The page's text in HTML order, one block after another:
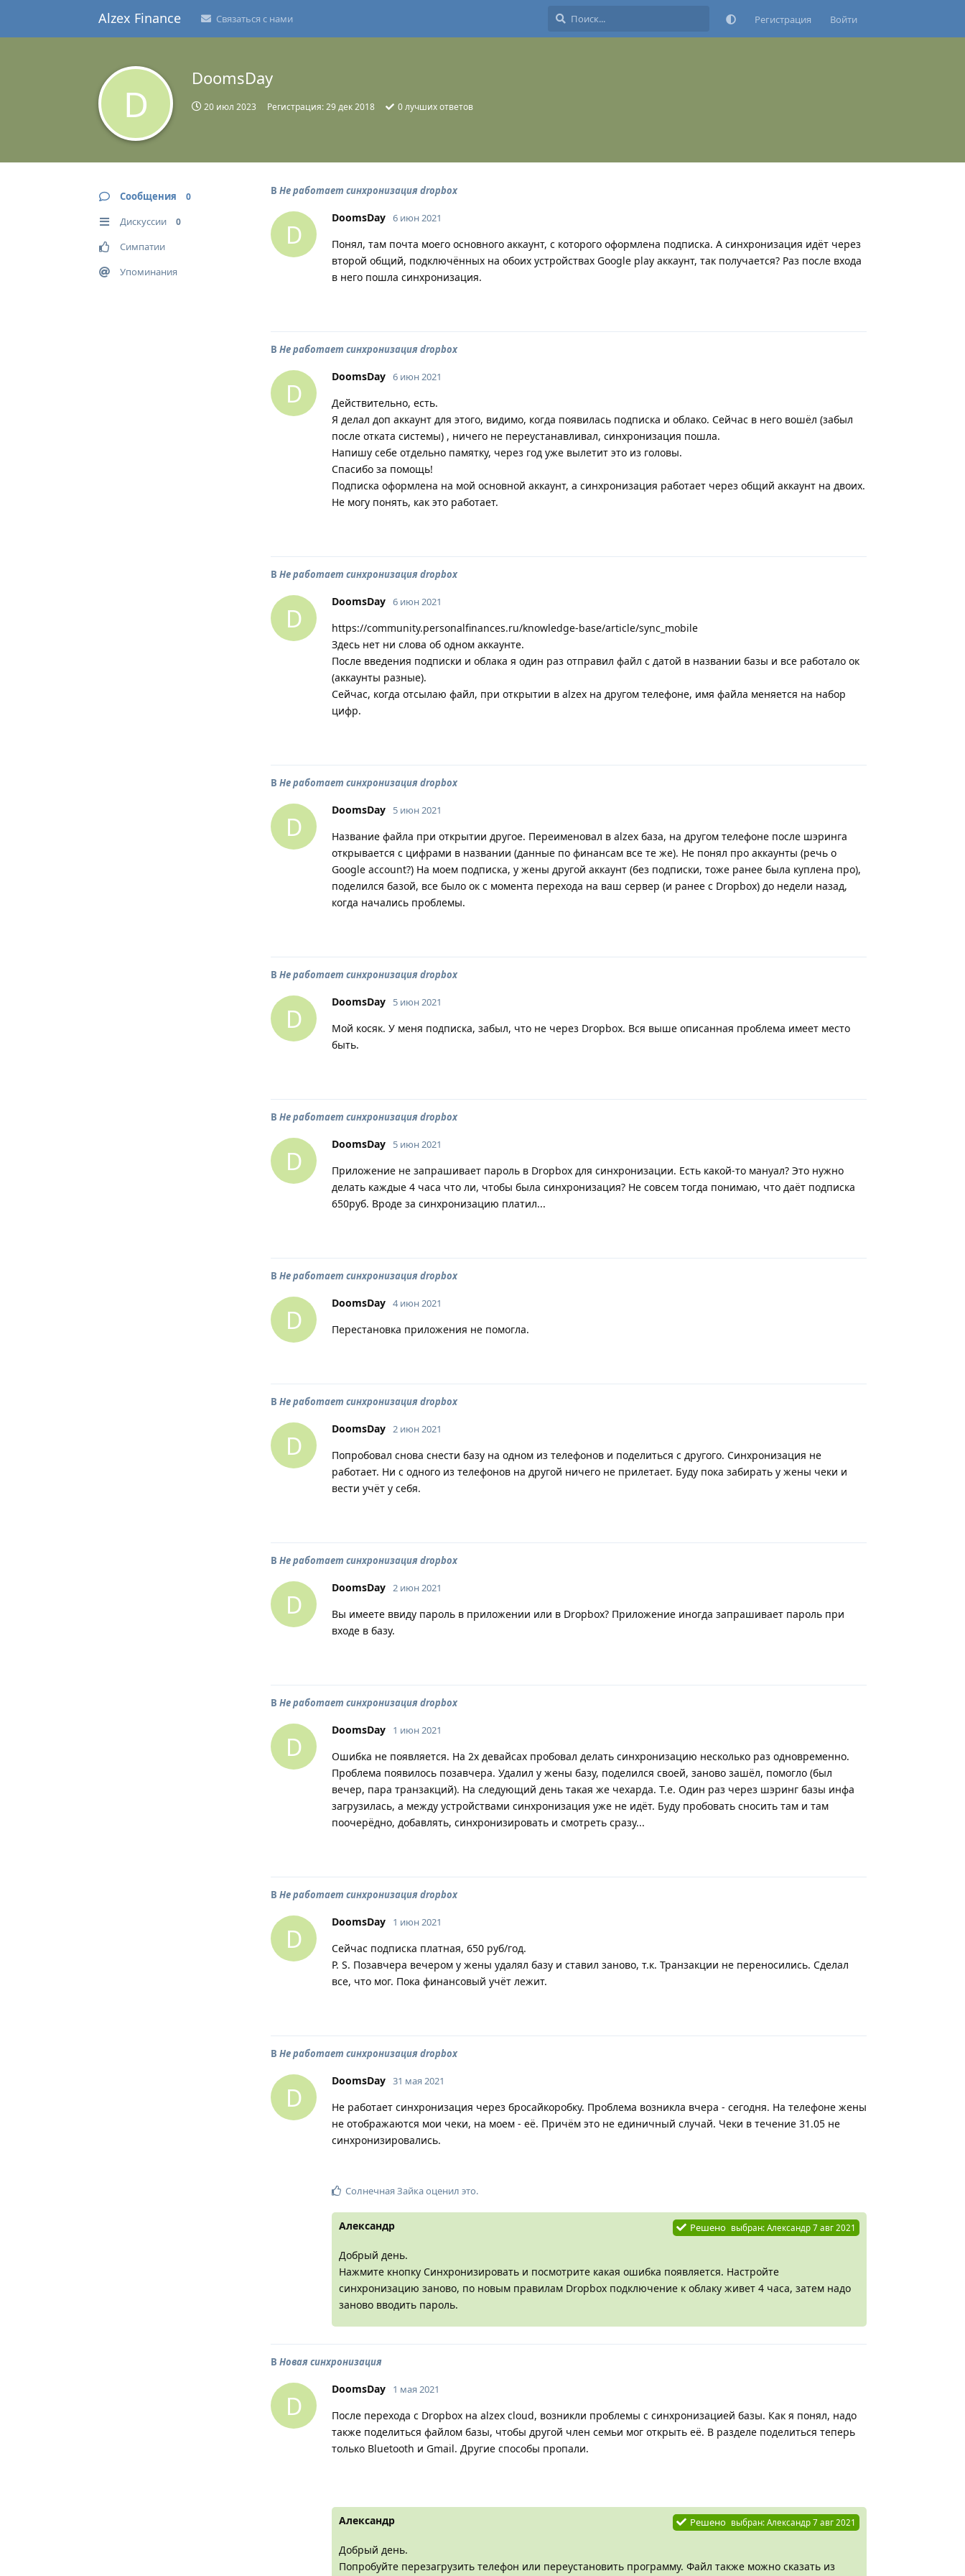
Alzex Finance Связаться с нами Регистрация Войти
D
DoomsDay
20 июл 2023 Регистрация:29 дек 2018 0лучших ответов
Сообщения 0
Дискуссии 0
Симпатии
Упоминания
В Не работает синхронизация dropbox
D
DoomsDay 6 июн 2021
Понял, там почта моего основного аккаунт, с которого оформлена подписка. А синхронизация идёт через
второй общий, подключённых на обоих устройствах Google play аккаунт, так получается? Раз после входа
в него пошла синхронизация.
В Не работает синхронизация dropbox
D
DoomsDay 6 июн 2021
Действительно, есть.
Я делал доп аккаунт для этого, видимо, когда появилась подписка и облако. Сейчас в него вошёл (забыл
после отката системы) , ничего не переустанавливал, синхронизация пошла.
Напишу себе отдельно памятку, через год уже вылетит это из головы.
Спасибо за помощь!
Подписка оформлена на мой основной аккаунт, а синхронизация работает через общий аккаунт на двоих.
Не могу понять, как это работает.
В Не работает синхронизация dropbox
D
DoomsDay 6 июн 2021
https://community.personalfinances.ru/knowledge-base/article/sync_mobile
Здесь нет ни слова об одном аккаунте.
После введения подписки и облака я один раз отправил файл с датой в названии базы и все работало ок
(аккаунты разные).
Сейчас, когда отсылаю файл, при открытии в alzex на другом телефоне, имя файла меняется на набор
цифр.
В Не работает синхронизация dropbox
D
DoomsDay 5 июн 2021
Название файла при открытии другое. Переименовал в alzex база, на другом телефоне после шэринга
открывается с цифрами в названии (данные по финансам все те же). Не понял про аккаунты (речь о
Google account?) На моем подписка, у жены другой аккаунт (без подписки, тоже ранее была куплена про),
поделился базой, все было ок с момента перехода на ваш сервер (и ранее с Dropbox) до недели назад,
когда начались проблемы.
В Не работает синхронизация dropbox
D
DoomsDay 5 июн 2021
Мой косяк. У меня подписка, забыл, что не через Dropbox. Вся выше описанная проблема имеет место
быть.
В Не работает синхронизация dropbox
D
DoomsDay 5 июн 2021
Приложение не запрашивает пароль в Dropbox для синхронизации. Есть какой-то мануал? Это нужно
делать каждые 4 часа что ли, чтобы была синхронизация? Не совсем тогда понимаю, что даёт подписка
650руб. Вроде за синхронизацию платил...
В Не работает синхронизация dropbox
D
DoomsDay 4 июн 2021
Перестановка приложения не помогла.
В Не работает синхронизация dropbox
D
DoomsDay 2 июн 2021
Попробовал снова снести базу на одном из телефонов и поделиться с другого. Синхронизация не
работает. Ни с одного из телефонов на другой ничего не прилетает. Буду пока забирать у жены чеки и
вести учёт у себя.
В Не работает синхронизация dropbox
D
DoomsDay 2 июн 2021
Вы имеете ввиду пароль в приложении или в Dropbox? Приложение иногда запрашивает пароль при
входе в базу.
В Не работает синхронизация dropbox
D
DoomsDay 1 июн 2021
Ошибка не появляется. На 2х девайсах пробовал делать синхронизацию несколько раз одновременно.
Проблема появилось позавчера. Удалил у жены базу, поделился своей, заново зашёл, помогло (был
вечер, пара транзакций). На следующий день такая же чехарда. Т.е. Один раз через шэринг базы инфа
загрузилась, а между устройствами синхронизация уже не идёт. Буду пробовать сносить там и там
поочерёдно, добавлять, синхронизировать и смотреть сразу...
В Не работает синхронизация dropbox
D
DoomsDay 1 июн 2021
Сейчас подписка платная, 650 руб/год.
P. S. Позавчера вечером у жены удалял базу и ставил заново, т.к. Транзакции не переносились. Сделал
все, что мог. Пока финансовый учёт лежит.
В Не работает синхронизация dropbox
D
DoomsDay 31 мая 2021
Не работает синхронизация через бросайкоробку. Проблема возникла вчера - сегодня. На телефоне жены
не отображаются мои чеки, на моем - её. Причём это не единичный случай. Чеки в течение 31.05 не
синхронизировались.
Солнечная Зайкаоценил это.
Александр Решено выбран:Александр7 авг 2021
Добрый день.
Нажмите кнопку Синхронизировать и посмотрите какая ошибка появляется. Настройте
синхронизацию заново, по новым правилам Dropbox подключение к облаку живет 4 часа, затем надо
заново вводить пароль.
В Новая синхронизация
D
DoomsDay 1 мая 2021
После перехода с Dropbox на alzex cloud, возникли проблемы с синхронизацией базы. Как я понял, надо
также поделиться файлом базы, чтобы другой член семьи мог открыть её. В разделе поделиться теперь
только Bluetooth и Gmail. Другие способы пропали.
Александр Решено выбран:Александр7 авг 2021
Добрый день.
Попробуйте перезагрузить телефон или переустановить программу. Файл также можно сказать из